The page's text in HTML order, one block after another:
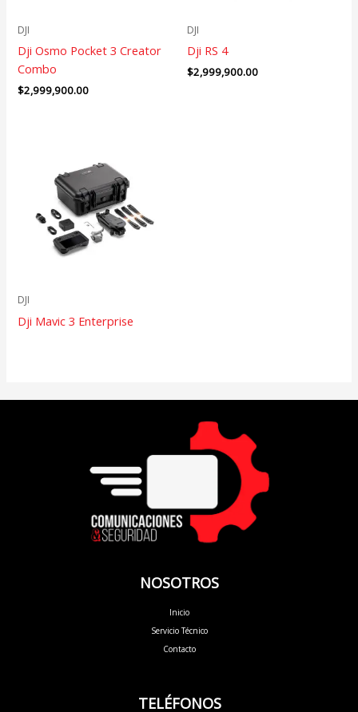
DJI
Dji Osmo Pocket 3 Creator
Combo
$2,999,900.00
DJI
Dji RS 4
$2,999,900.00
DJI
Dji Mavic 3 Enterprise
NOSOTROS
Inicio
Servicio Técnico
Contacto
TELÉFONOS